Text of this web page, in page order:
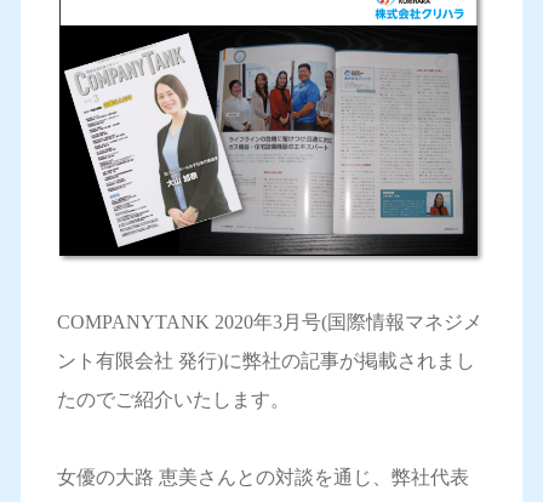
COMPANYTANK 2020年3月号(国際情報マネジメ
ント有限会社 発行)に弊社の記事が掲載されまし
たのでご紹介いたします。
女優の大路 恵美さんとの対談を通じ、弊社代表